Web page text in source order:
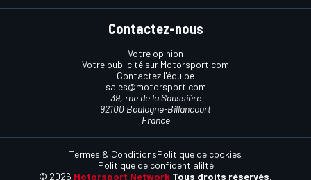
Contactez-nous
Votre opinion
Votre publicité sur Motorsport.com
Contactez l'équipe
sales@motorsport.com
39, rue de la Saussière
92100 Boulogne-Billancourt
France
© 2026 Motorsport Network Tous droits réservés.
Termes & ConditionsPolitique de cookies
Politique de confidentialilté